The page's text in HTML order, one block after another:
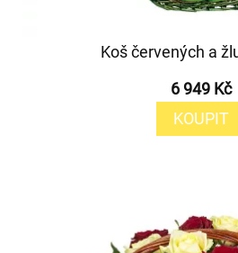
Koš červených a
6 949 Kč
KOUPIT